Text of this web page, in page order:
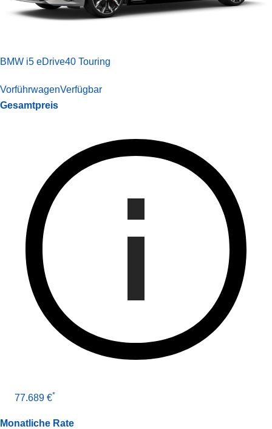
BMW i5 eDrive40 Touring
VorführwagenVerfügbar
Gesamtpreis
77.689 €*
Monatliche Rate